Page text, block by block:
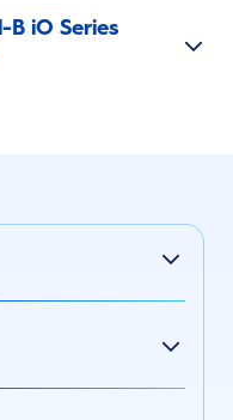
iO Series